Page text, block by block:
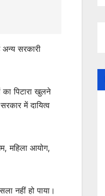
सरकारी
पिटारा खुलने
में दायित्व
महिला आयोग,
नहीं हो पाया।